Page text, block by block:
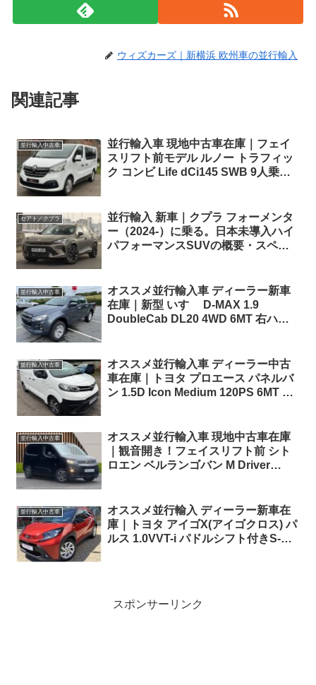
ウィズカーズ｜新横浜 欧州車の並行輸入
関連記事
並行輸入中古車
並行輸入車 現地中古車在庫｜フェイ
スリフト前モデル ルノー トラフィッ
ク コンビ Life dCi145 SWB 9人乗り
セアト／クプラ
並行輸入 新車｜クプラ フォーメンタ
ー（2024-）に乗る。日本未導入ハイ
パフォーマンスSUVの概要・スペッ
並行輸入中古車
オススメ並行輸入車 ディーラー新車
在庫｜新型 いすゞ D-MAX 1.9
DoubleCab DL20 4WD 6MT 右ハン
並行輸入中古車
オススメ並行輸入車 ディーラー中古
車在庫｜トヨタ プロエース パネルバ
ン 1.5D Icon Medium 120PS 6MT 右
並行輸入中古車
オススメ並行輸入車 現地中古車在庫
｜観音開き！フェイスリフト前 シト
ロエン ベルランゴバン M Driver
並行輸入中古車
オススメ並行輸入 ディーラー新車在
庫｜トヨタ アイゴX(アイゴクロス) パ
ルス 1.0VVT-i パドルシフト付きS-
スポンサーリンク